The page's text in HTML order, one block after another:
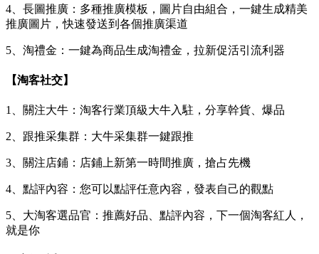
4、長圖推廣：多種推廣模板，圖片自由組合，一鍵生成精美
推廣圖片，快速發送到各個推廣渠道
5、淘禮金：一鍵為商品生成淘禮金，拉新促活引流利器
【淘客社交】
1、關注大牛：淘客行業頂級大牛入駐，分享幹貨、爆品
2、跟推采集群：大牛采集群一鍵跟推
3、關注店鋪：店鋪上新第一時間推廣，搶占先機
4、點評內容：您可以點評任意內容，發表自己的觀點
5、大淘客選品官：推薦好品、點評內容，下一個淘客紅人，
就是你